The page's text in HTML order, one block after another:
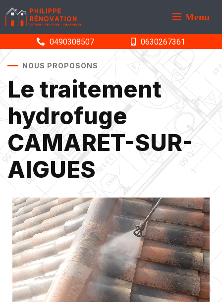
Menu
0490308507 0630267361
NOUS PROPOSONS
Le traitement
hydrofuge
CAMARET-SUR-
AIGUES